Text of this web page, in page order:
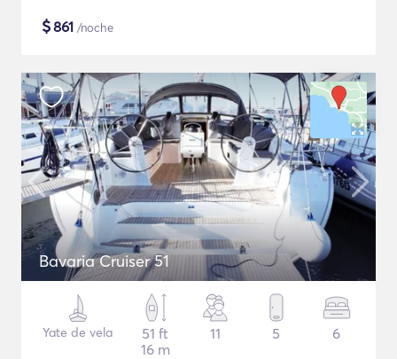
$861 /noche
Bavaria Cruiser 51
Yate de vela
51 ft
16 m
11 5 6